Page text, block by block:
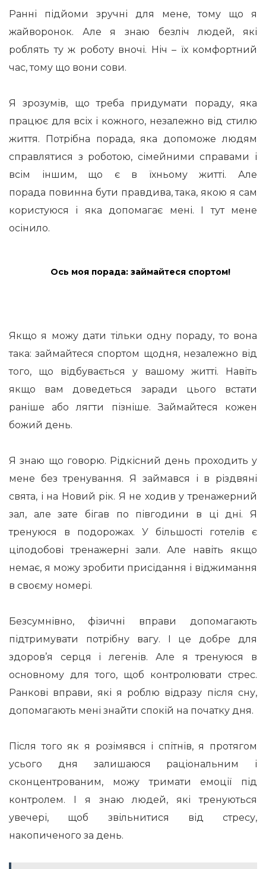
Ранні підйоми зручні для мене, тому що я
жайворонок. Але я знаю безліч людей, які
роблять ту ж роботу вночі. Ніч – їх комфортний
час, тому що вони сови.
Я зрозумів, що треба придумати пораду, яка
працює для всіх і кожного, незалежно від стилю
життя. Потрібна порада, яка допоможе людям
справлятися з роботою, сімейними справами і
всім іншим, що є в їхньому житті. Але
порада повинна бути правдива, така, якою я сам
користуюся і яка допомагає мені. І тут мене
осінило.
Ось моя порада: займайтеся спортом!
Якщо я можу дати тільки одну пораду, то вона
така: займайтеся спортом щодня, незалежно від
того, що відбувається у вашому житті. Навіть
якщо вам доведеться заради цього встати
раніше або лягти пізніше. Займайтеся кожен
божий день.
Я знаю що говорю. Рідкісний день проходить у
мене без тренування. Я займався і в різдвяні
свята, і на Новий рік. Я не ходив у тренажерний
зал, але зате бігав по півгодини в ці дні. Я
тренуюся в подорожах. У більшості готелів є
цілодобові тренажерні зали. Але навіть якщо
немає, я можу зробити присідання і віджимання
в своєму номері.
Безсумнівно, фізичні вправи допомагають
підтримувати потрібну вагу. І це добре для
здоров’я серця і легенів. Але я тренуюся в
основному для того, щоб контролювати стрес.
Ранкові вправи, які я роблю відразу після сну,
допомагають мені знайти спокій на початку дня.
Після того як я розімявся і спітнів, я протягом
усього дня залишаюся раціональним і
сконцентрованим, можу тримати емоції під
контролем. І я знаю людей, які тренуються
увечері, щоб звільнитися від стресу,
накопиченого за день.